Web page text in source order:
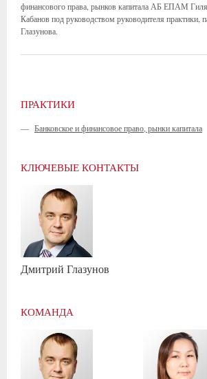
финансового права, рынков капитала АБ ЕПАМ
Кабанов под руководством руководителя практики,
Глазунова.
ПРАКТИКИ
— Банковское и финансовое право, рынки капитала
КЛЮЧЕВЫЕ КОНТАКТЫ
Дмитрий Глазунов
КОМАНДА